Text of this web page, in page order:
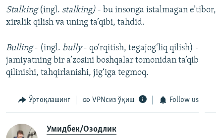
Stalking (ingl. stalking) - bu insonga istalmagan e’tibor,
xiralik qilish va uning ta’qibi, tahdid.
Bulling- (ingl. bully- qo‘rqitish, tegajog‘liq qilish) -
jamiyatning bir a’zosini boshqalar tomonidan ta’qib
qilinishi, tahqirlanishi, jig‘iga tegmoq.
Ўртоқлашинг VPNсиз ўқиш Follow us
Умидбек/Озодлик